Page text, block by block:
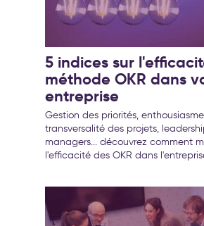
5 indices sur
méthode OKR dans
entreprise
Gestion des priorités,
transversalité des projets,
managers... découvrez comment
l'efficacité des OKR dans